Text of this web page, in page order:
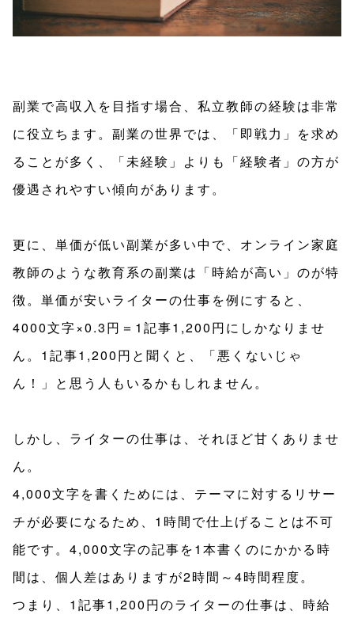
副業で高収入を目指す場合、私立教師の経験は非常
に役立ちます。副業の世界では、「即戦力」を求め
ることが多く、「未経験」よりも「経験者」の方が
優遇されやすい傾向があります。
更に、単価が低い副業が多い中で、オンライン家庭
教師のような教育系の副業は「時給が高い」のが特
徴。単価が安いライターの仕事を例にすると、
4000文字×0.3円＝1記事1,200円にしかなりませ
ん。1記事1,200円と聞くと、「悪くないじゃ
ん！」と思う人もいるかもしれません。
しかし、ライターの仕事は、それほど甘くありませ
ん。
4,000文字を書くためには、テーマに対するリサー
チが必要になるため、1時間で仕上げることは不可
能です。4,000文字の記事を1本書くのにかかる時
間は、個人差はありますが2時間～4時間程度。
つまり、1記事1,200円のライターの仕事は、時給